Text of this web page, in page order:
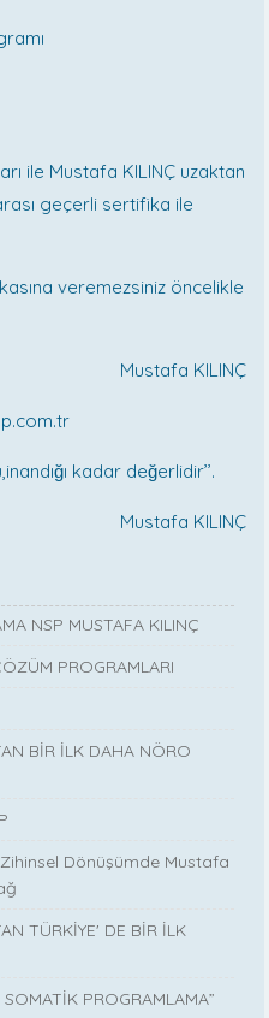
ile Mustafa KILINÇ uzaktan
geçerli sertifika ile
veremezsiniz öncelikle
Mustafa KILINÇ
kadar değerlidir’’.
Mustafa KILINÇ
NSP MUSTAFA KILINÇ
PROGRAMLARI
BİR İLK DAHA NÖRO
Dönüşümde Mustafa
TÜRKİYE' DE BİR İLK
PROGRAMLAMA”